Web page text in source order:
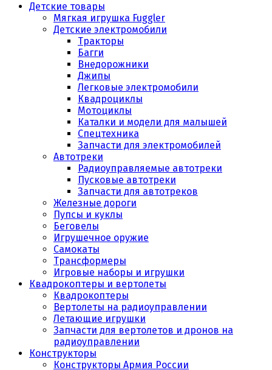
Детские товары
Мягкая игрушка Fuggler
Детские электромобили
Тракторы
Багги
Внедорожники
Джипы
Легковые электромобили
Квадроциклы
Мотоциклы
Каталки и модели для малышей
Спецтехника
Запчасти для электромобилей
Автотреки
Радиоуправляемые автотреки
Пусковые автотреки
Запчасти для автотреков
Железные дороги
Пупсы и куклы
Беговелы
Игрушечное оружие
Самокаты
Трансформеры
Игровые наборы и игрушки
Квадрокоптеры и вертолеты
Квадрокоптеры
Вертолеты на радиоуправлении
Летающие игрушки
Запчасти для вертолетов и дронов на
радиоуправлении
Конструкторы
Конструкторы Армия России